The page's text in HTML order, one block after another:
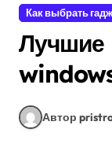
Как выбрать
Лучшие
Автор